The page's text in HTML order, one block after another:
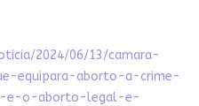
2024/06/13/camara-
equipara-aborto-a-crime-
e-o-aborto-legal-e-